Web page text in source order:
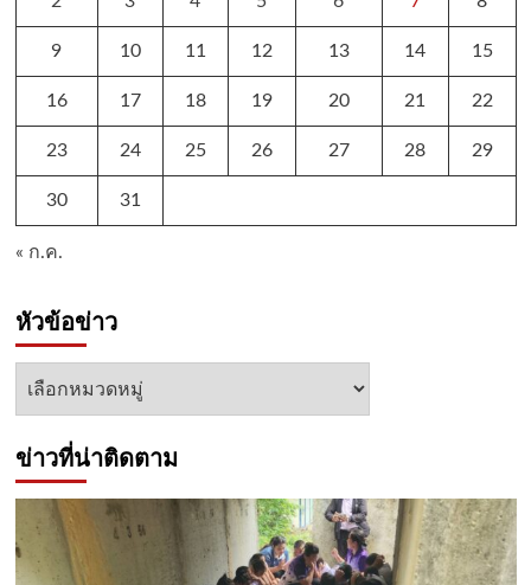
9 10 11 12 13 14 15
16 17 18 19 20 21 22
23 24 25 26 27 28 29
30 31
« ก.ค.
หัวข้อข่าว
หัวข้อ
ข่าวที่น่าติดตาม